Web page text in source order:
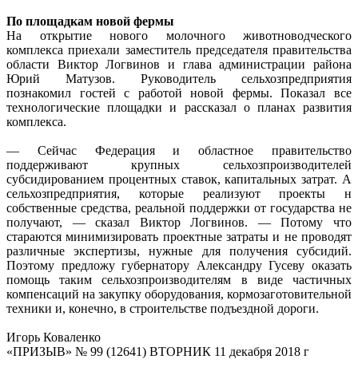
По площадкам новой фермы
На открытие нового молочного животноводческого
комплекса приехали заместитель председателя правительства
области Виктор Логвинов и глава администрации района
Юрий Матузов. Руководитель сельхозпредприятия
познакомил гостей с работой новой фермы. Показал все
технологические площадки и рассказал о планах развития
комплекса.
— Сейчас Федерация и областное правительство
поддерживают крупных сельхозпроизводителей
субсидированием процентных ставок, капитальных затрат. А
сельхозпредприятия, которые реализуют проекты н
собственные средства, реальной поддержки от государства не
получают, — сказал Виктор Логвинов. — Потому что
стараются минимизировать проектные затраты и не проводят
различные экспертизы, нужные для получения субсидий.
Поэтому предложу губернатору Александру Гусеву оказать
помощь таким сельхозпроизводителям в виде частичных
компенсаций на закупку оборудования, кормозаготовительной
техники и, конечно, в строительстве подъездной дороги.
Игорь Коваленко
«ПРИЗЫВ» № 99 (12641) ВТОРНИК 11 декабря 2018 г